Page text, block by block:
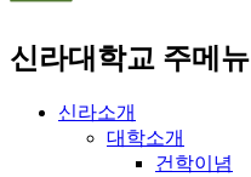
신라대학교 주메뉴
신라소개
대학소개
건학이념